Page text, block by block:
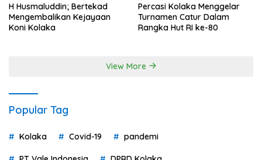
H Husmaluddin; Bertekad
Mengembalikan Kejayaan
Koni Kolaka
Percasi Kolaka Menggelar
Turnamen Catur Dalam
Rangka Hut RI ke-80
View More
Popular Tag
Kolaka Covid-19 pandemi